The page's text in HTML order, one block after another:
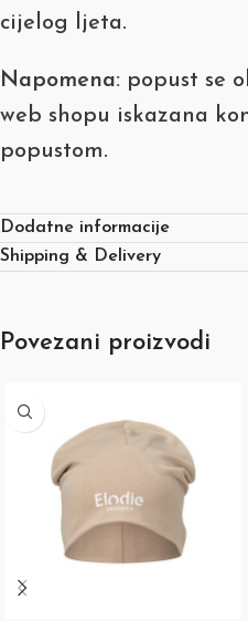
cijelog ljeta.
Napomena: popust se
web shopu iskazana
popustom.
Dodatne informacije
Shipping & Delivery
Povezani proizvodi